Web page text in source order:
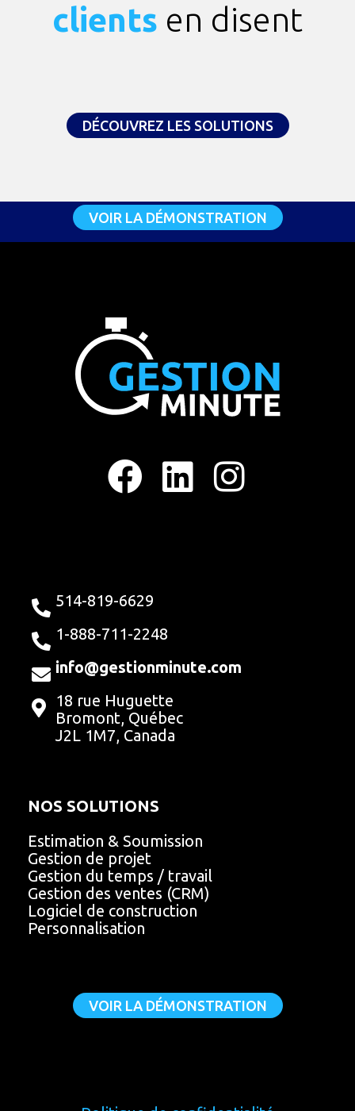
clients en disent
DÉCOUVREZ LES SOLUTIONS
VOIR LA DÉMONSTRATION
F
a
b
o
o
k
L
i
i
n
I
n
r
514-819-6629
1-888-711-2248
info@gestionminute.com
18 rue Huguette
Bromont, Québec
J2L 1M7, Canada
NOS SOLUTIONS
Estimation & Soumission
Gestion de projet
Gestion du temps / travail
Gestion des ventes (CRM)
Logiciel de construction
Personnalisation
VOIR LA DÉMONSTRATION